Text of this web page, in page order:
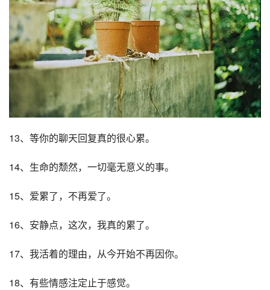
13、等你的聊天回复真的很心累。
14、生命的颓然，一切毫无意义的事。
15、爱累了，不再爱了。
16、安静点，这次，我真的累了。
17、我活着的理由，从今开始不再因你。
18、有些情感注定止于感觉。